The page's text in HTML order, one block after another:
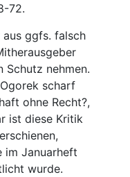
72.
ggfs. falsch
Schutz nehmen.
scharf
ohne Recht?,
ist diese Kritik
im Januarheft
wurde.